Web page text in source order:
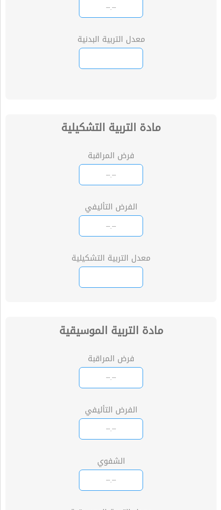
معدل التربية البدنية
مادة التربية التشكيلية
فرض المراقبة
الفرض التأليفي
معدل التربية التشكيلية
مادة التربية الموسيقية
فرض المراقبة
الفرض التأليفي
الشفوي